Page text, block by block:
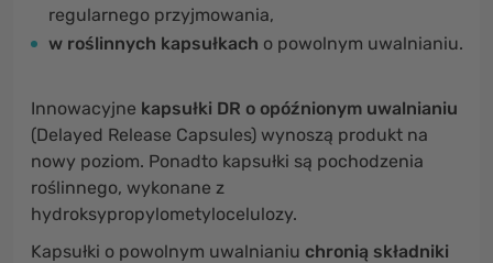
regularnego przyjmowania,
w roślinnych kapsułkach o powolnym uwalnianiu.
Innowacyjne kapsułki DR o opóźnionym uwalnianiu
(Delayed Release Capsules) wynoszą produkt na
nowy poziom. Ponadto kapsułki są pochodzenia
roślinnego, wykonane z
hydroksypropylometylocelulozy.
Kapsułki o powolnym uwalnianiu chronią składniki